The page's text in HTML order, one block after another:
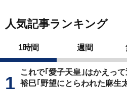
人気記事ランキング
1時間 週間
これで｢愛子天皇｣はかえっ
裕巳｢野望にとらわれた麻生